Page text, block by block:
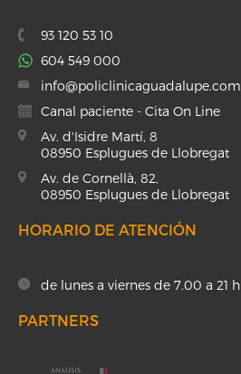
93 120 53 10
604 549 000
info@policlinicaguadalupe.com
Canal paciente - Cita On Line
Av. d'Isidre Martí, 8
08950 Esplugues de Llobregat
Av. de Cornellà, 82,
08950 Esplugues de Llobregat
HORARIO DE ATENCIÓN
de lunes a viernes de 7.00 a 21 h
PARTNERS